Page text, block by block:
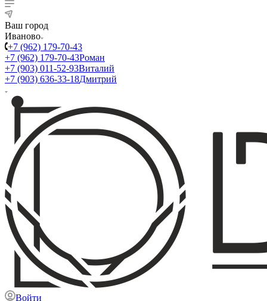
Ваш город
Иваново
+7 (962) 179-70-43
+7 (962) 179-70-43Роман
+7 (903) 011-52-93Виталий
+7 (903) 636-33-18Дмитрий
Войти